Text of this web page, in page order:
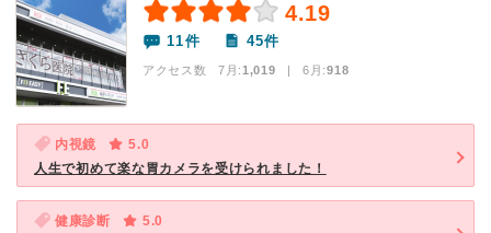
4.19
11件 45件
アクセス数 7月:1,019 | 6月:918
内視鏡
5.0
人生で初めて楽な胃カメラを受けられました！
健康診断
5.0